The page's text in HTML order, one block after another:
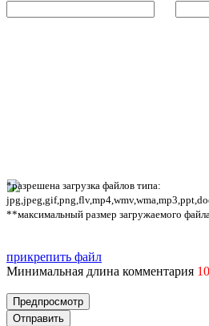
*разрешена загрузка файлов типа:
**максимальный размер загружаемого
прикрепить файл
Минимальная длина комментария 10